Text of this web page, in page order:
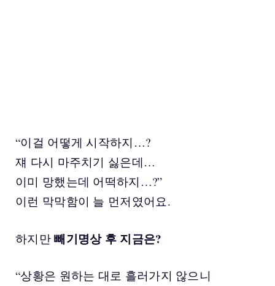
“이걸 어떻게 시작하지…?
쟤 다시 마주치기 싫은데…
이미 망했는데 어떡하지…?”
이런 막막함이 늘 먼저였어요.
하지만빼기명상 후 지금은?
“상황은 원하는 대로 흘러가지 않으니